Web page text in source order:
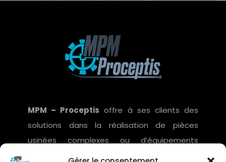
MPM – Proceptis offre à ses clients des
solutions dans la réalisation de pièces
usinées complexes ou d’équipements
adaptés à la spécificité et aux contraintes